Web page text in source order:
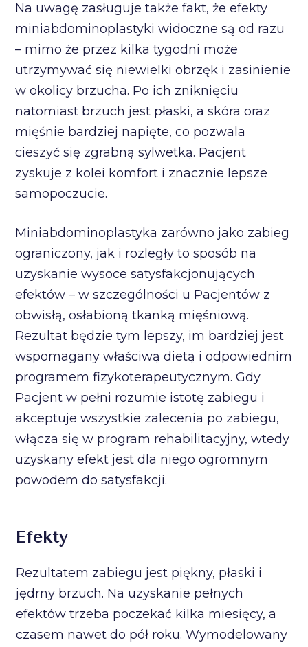
Na uwagę zasługuje także fakt, że efekty
miniabdominoplastyki widoczne są od razu
– mimo że przez kilka tygodni może
utrzymywać się niewielki obrzęk i zasinienie
w okolicy brzucha. Po ich zniknięciu
natomiast brzuch jest płaski, a skóra oraz
mięśnie bardziej napięte, co pozwala
cieszyć się zgrabną sylwetką. Pacjent
zyskuje z kolei komfort i znacznie lepsze
samopoczucie.
Miniabdominoplastyka zarówno jako zabieg
ograniczony, jak i rozległy to sposób na
uzyskanie wysoce satysfakcjonujących
efektów – w szczególności u Pacjentów z
obwisłą, osłabioną tkanką mięśniową.
Rezultat będzie tym lepszy, im bardziej jest
wspomagany właściwą dietą i odpowiednim
programem fizykoterapeutycznym. Gdy
Pacjent w pełni rozumie istotę zabiegu i
akceptuje wszystkie zalecenia po zabiegu,
włącza się w program rehabilitacyjny, wtedy
uzyskany efekt jest dla niego ogromnym
powodem do satysfakcji.
Efekty
Rezultatem zabiegu jest piękny, płaski i
jędrny brzuch. Na uzyskanie pełnych
efektów trzeba poczekać kilka miesięcy, a
czasem nawet do pół roku. Wymodelowany